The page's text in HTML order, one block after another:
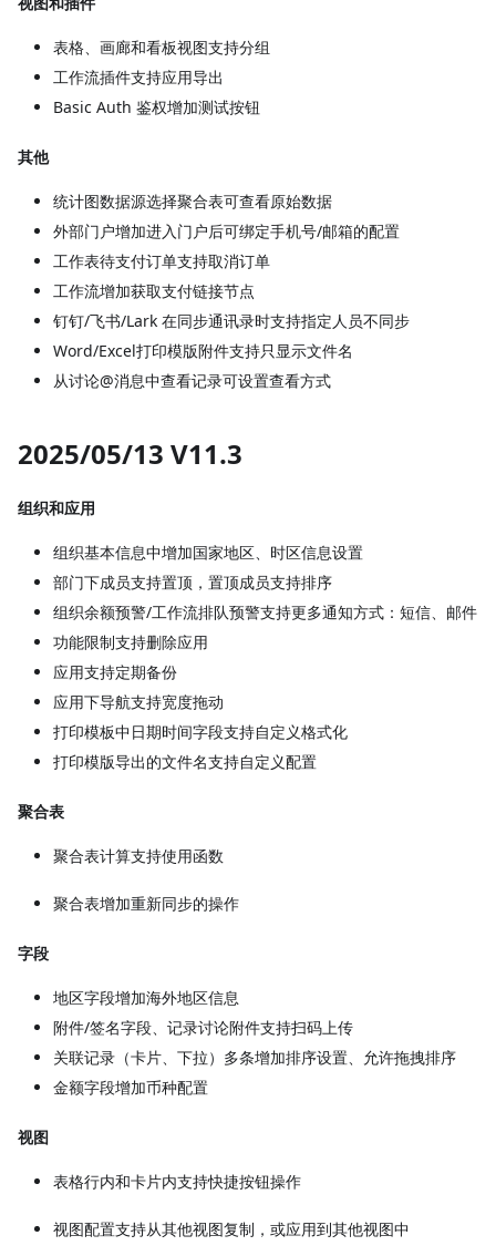
表格、画廊和看板视图支持分组
工作流插件支持应用导出
Basic Auth 鉴权增加测试按钮
其他
统计图数据源选择聚合表可查看原始数据
外部门户增加进入门户后可绑定手机号/邮箱的配置
工作表待支付订单支持取消订单
工作流增加获取支付链接节点
钉钉/飞书/Lark 在同步通讯录时支持指定人员不同步
Word/Excel打印模版附件支持只显示文件名
从讨论@消息中查看记录可设置查看方式
2025/05/13 V11.3
组织和应用
组织基本信息中增加国家地区、时区信息设置
部门下成员支持置顶，置顶成员支持排序
组织余额预警/工作流排队预警支持更多通知方式：短信、邮件
功能限制支持删除应用
应用支持定期备份
应用下导航支持宽度拖动
打印模板中日期时间字段支持自定义格式化
打印模版导出的文件名支持自定义配置
聚合表
聚合表计算支持使用函数
聚合表增加重新同步的操作
字段
地区字段增加海外地区信息
附件/签名字段、记录讨论附件支持扫码上传
关联记录（卡片、下拉）多条增加排序设置、允许拖拽排序
金额字段增加币种配置
视图
表格行内和卡片内支持快捷按钮操作
视图配置支持从其他视图复制，或应用到其他视图中